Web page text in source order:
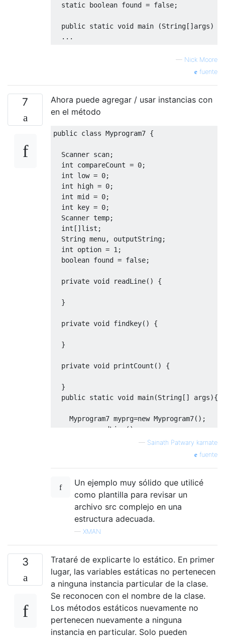
static boolean found = false;
public static void main (String[]args)
...
— Nick Moore
fuente
7
Ahora puede agregar / usar instancias con
en el método
public class Myprogram7 {
Scanner scan;
int compareCount = 0;
int low = 0;
int high = 0;
int mid = 0;
int key = 0;
Scanner temp;
int []list ;
String menu, outputString;
int option = 1 ;
boolean found = false;
private void readLine() {
}
private void findkey() {
}
private void printCount () {
}
public static void main(String[] args){
Myprogram7 myprg=new Myprogram7();
readLine
();
}
— Sainath Patwary karnate
fuente
Un ejemplo muy sólido que utilicé
como plantilla para revisar un
archivo src complejo en una
estructura adecuada.
— XMAN
3
Trataré de explicarte lo estático. En primer
lugar, las variables estáticas no pertenecen
a ninguna instancia particular de la clase.
Se reconocen con el nombre de la clase.
Los métodos estáticos nuevamente no
pertenecen nuevamente a ninguna
instancia en particular. Solo pueden